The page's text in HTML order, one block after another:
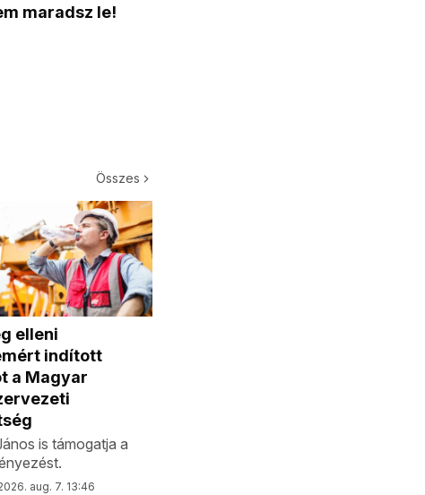
maradsz le!
Összes
elleni
indított
a Magyar
is támogatja a
aug. 7. 13:46